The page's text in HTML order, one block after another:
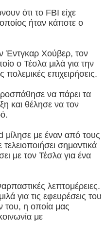
ότι το FBI είχε
ήταν κάποτε ο
Έντγκαρ Χούβερ, τον
ο Τέσλα μιλά για την
πολεμικές επιχειρήσεις.
να πάρει τα
και θέλησε να τον
μίλησε με έναν από τους
σημαντικά
με τον Τέσλα για ένα
λεπτομέρειες.
για τις εφευρέσεις του
του, η οποία μας
με